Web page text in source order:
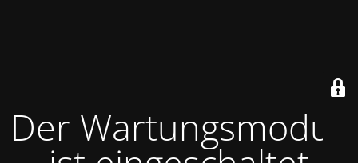
Der Wartungsmodus